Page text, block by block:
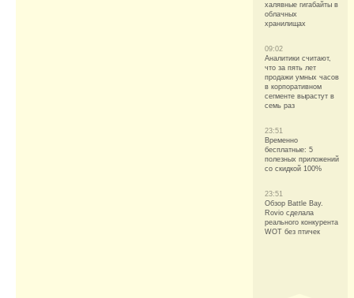
халявные гигабайты в
облачных
хранилищах
09:02
Аналитики считают,
что за пять лет
продажи умных часов
в корпоративном
сегменте вырастут в
семь раз
23:51
Временно
бесплатные: 5
полезных приложений
со скидкой 100%
23:51
Обзор Battle Bay.
Rovio сделала
реального конкурента
WOT без птичек